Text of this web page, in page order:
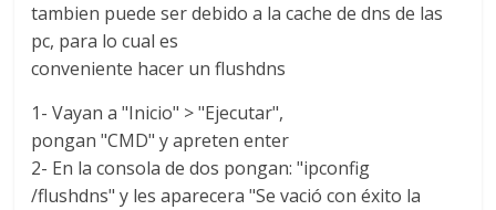
tambien puede ser debido a la cache de dns de las
pc, para lo cual es
conveniente hacer un flushdns
1- Vayan a "Inicio" > "Ejecutar",
pongan "CMD" y apreten enter
2- En la consola de dos pongan: "ipconfig
/flushdns" y les aparecera "Se vació con éxito la